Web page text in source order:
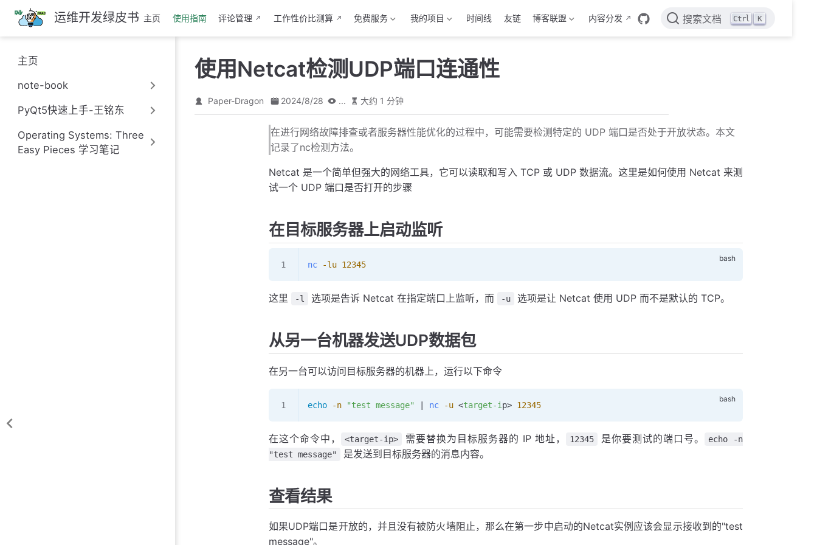
跳
至
主
要
內
运维开发绿皮书 主页 使用指南 评论管理 工作性价比测算 免费服务 我的项目 时间线 友链 博客联盟 内容分发 搜索文档 Ctrl K
主页
note-book
PyQt5快速上手-王铭东
Operating Systems: Three
Easy Pieces 学习笔记
使用Netcat检测UDP端口连通性
Paper-Dragon 2024/8/28 ... 大约 1 分钟
在进行网络故障排查或者服务器性能优化的过程中，可能需要检测特定的 UDP 端口是否处于开放状态。本文
记录了nc检测方法。
Netcat 是一个简单但强大的网络工具，它可以读取和写入 TCP 或 UDP 数据流。这里是如何使用 Netcat 来测
试一个 UDP 端口是否打开的步骤
在目标服务器上启动监听
nc -lu 12345
这里 -l 选项是告诉 Netcat 在指定端口上监听，而 -u 选项是让 Netcat 使用 UDP 而不是默认的 TCP。
从另一台机器发送UDP数据包
在另一台可以访问目标服务器的机器上，运行以下命令
echo -n "test message" | nc -u <target-i p> 12345
在这个命令中， <target-ip> 需要替换为目标服务器的 IP 地址， 12345 是你要测试的端口号。
echo -n
"test message"
是发送到目标服务器的消息内容。
查看结果
如果UDP端口是开放的，并且没有被防火墙阻止，那么在第一步中启动的Netcat实例应该会显示接收到的"test
message"。